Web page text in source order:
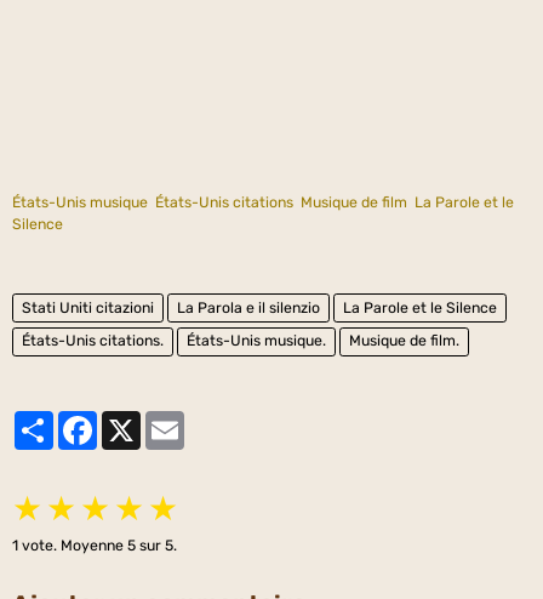
États-Unis musique États-Unis citations Musique de film La Parole et le
Silence
Stati Uniti citazioni La Parola e il silenzio
La Parole et le Silence
États-Unis citations.
États-Unis musique. Musique de film.
PartagerFacebook
★ ★ ★ ★ ★
1 vote. Moyenne 5 sur 5.